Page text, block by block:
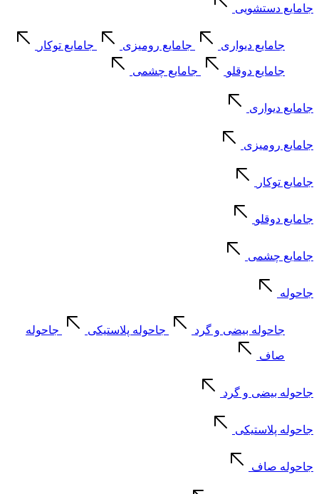
جامایع دستشویی
جامایع دیواری جامایع رومیزی جامایع توکار
جامایع دوقلو جامایع چشمی
جامایع دیواری
جامایع رومیزی
جامایع توکار
جامایع دوقلو
جامایع چشمی
جاحوله
جاحوله بیضی و گرد جاحوله پلاستیکی جاحوله
صاف
جاحوله بیضی و گرد
جاحوله پلاستیکی
جاحوله صاف